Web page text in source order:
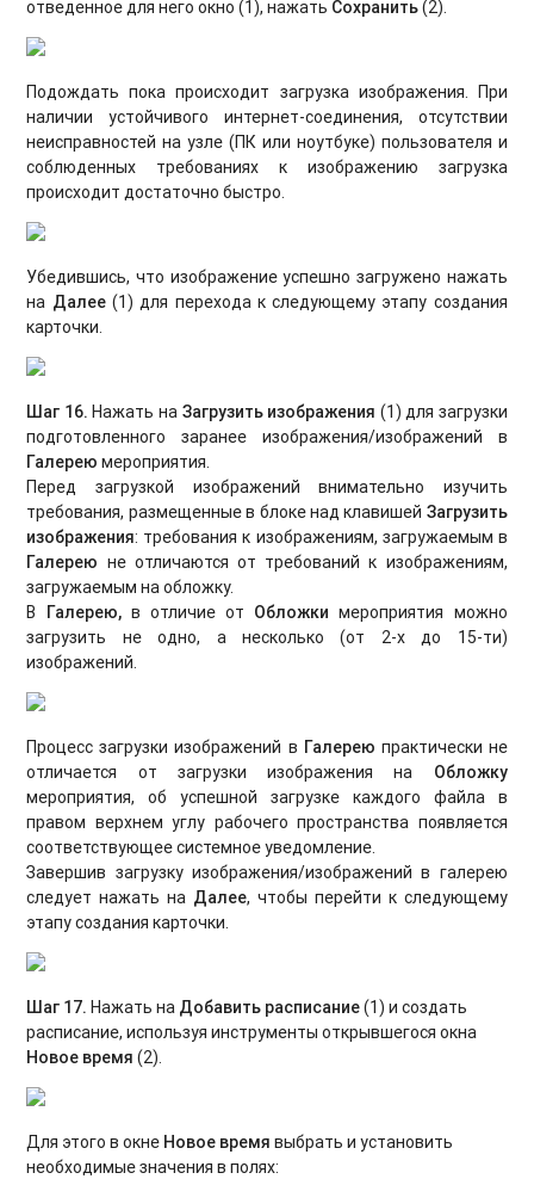
отведенное для него окно (1), нажать Сохранить(2).
Подождать пока происходит загрузка изображения. При
наличии устойчивого интернет-соединения, отсутствии
неисправностей на узле (ПК или ноутбуке) пользователя и
соблюденных требованиях к изображению загрузка
происходит достаточно быстро.
Убедившись, что изображение успешно загружено нажать
на Далее(1) для перехода к следующему этапу создания
карточки.
Шаг 16.Нажать на Загрузить изображения (1) для загрузки
подготовленного заранее изображения/изображений в
Галерею мероприятия.
Перед загрузкой изображений внимательно изучить
требования, размещенные в блоке над клавишей Загрузить
изображения: требования к изображениям, загружаемым в
Галерею не отличаются от требований к изображениям,
загружаемым на обложку.
В Галерею, в отличие от Обложкимероприятия можно
загрузить не одно, а несколько (от 2-х до 15-ти)
изображений.
Процесс загрузки изображений в Галерею практически не
отличается от загрузки изображения на Обложку
мероприятия, об успешной загрузке каждого файла в
правом верхнем углу рабочего пространства появляется
соответствующее системное уведомление.
Завершив загрузку изображения/изображений в галерею
следует нажать на Далее, чтобы перейти к следующему
этапу создания карточки.
Шаг 17.Нажать на Добавить расписание(1) и создать
расписание, используя инструменты открывшегося окна
Новое время(2).
Для этого в окне Новое время выбрать и установить
необходимые значения в полях: